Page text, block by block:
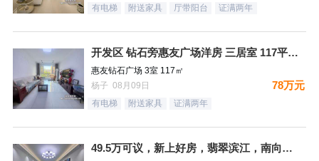
有电梯 附送家具 厅带阳台 证满两年
开发区 钻石旁惠友广场洋房 三居室 117平 78万 精装装
惠友钻石广场 3室 117㎡
杨子 08月09日
78万元
有电梯 附送家具 证满两年
49.5万可议，新上好房，翡翠滨江，南向二居，精装未住，满二